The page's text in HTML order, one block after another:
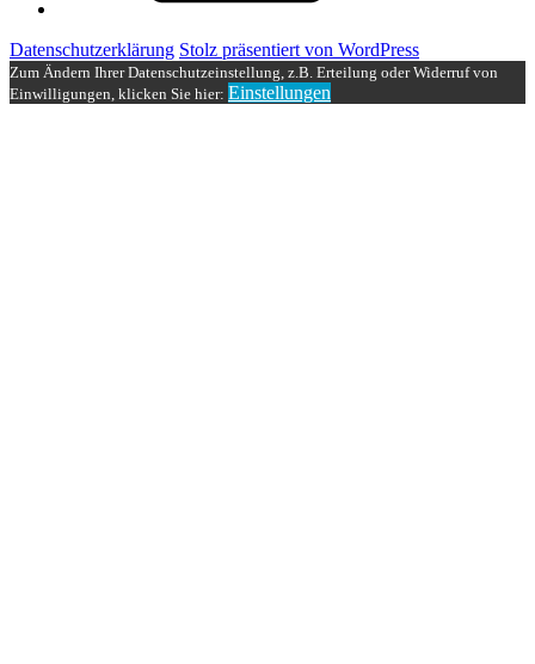
Datenschutzerklärung Stolz präsentiert von WordPress
Zum Ändern Ihrer Datenschutzeinstellung, z.B. Erteilung oder Widerruf von
Einwilligungen, klicken Sie hier: Einstellungen